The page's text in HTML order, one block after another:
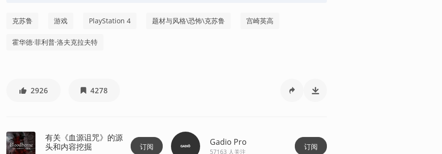
克苏鲁 游戏 PlayStation 4 题材与风格\恐怖\克苏鲁 宫崎英高
霍华德·菲利普·洛夫克拉夫特
2926 4278
有关《血源诅咒》的源
头和内容挖掘
订阅 Gadio Pro
57163 人关注
订阅